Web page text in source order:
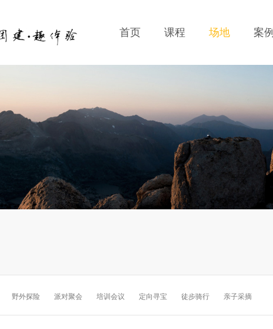
首页 课程 场地 案例
野外探险 派对聚会 培训会议 定向寻宝 徒步骑行 亲子采摘